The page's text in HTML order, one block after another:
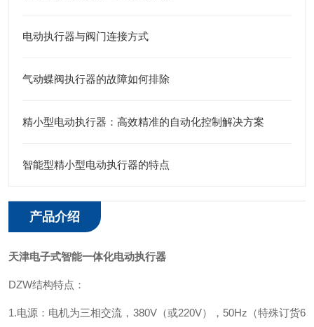
电动执行器与阀门连接方式
气动蝶阀执行器的故障如何排除
精小型电动执行器：高效精准的自动化控制解决方案
智能型精小型电动执行器的特点
产品介绍
天津电子式智能一体化电动执行器
DZW结构特点：
1.电源：电机为三相交流， 380V（或220V）， 50Hz （特殊订货6